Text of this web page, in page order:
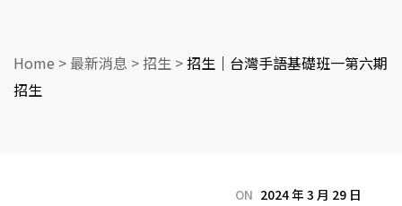
Home > 最新消息 >招生 >招生｜台灣手語基礎班一第六期
招生
ON 2024 年 3 月 29 日